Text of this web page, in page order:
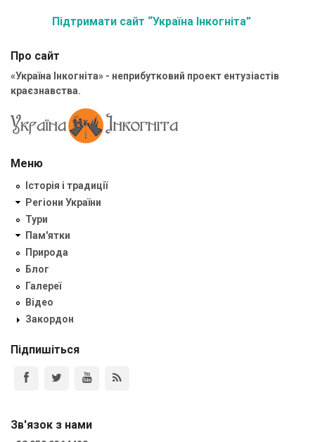
Підтримати сайт “Україна Інкогніта”
Про сайт
«Україна Інкогніта» - неприбутковий проект ентузіастів
краєзнавства.
Меню
Історія і традиції
Регіони України
Тури
Пам'ятки
Природа
Блог
Галереї
Відео
Закордон
Підпишіться
Зв'язок з нами